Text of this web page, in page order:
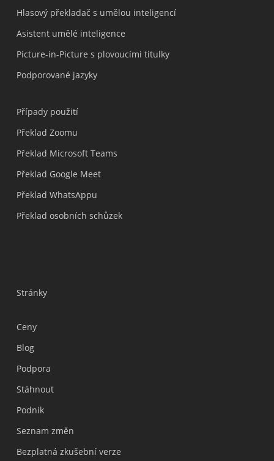
Hlasový překladač s umělou inteligencí
Asistent umělé inteligence
Picture-in-Picture s plovoucími titulky
Podporované jazyky
Případy použití
Překlad Zoomu
Překlad Microsoft Teams
Překlad Google Meet
Překlad WhatsAppu
Překlad osobních schůzek
Stránky
Ceny
Blog
Podpora
Stáhnout
Podnik
Seznam změn
Bezplatná zkušební verze